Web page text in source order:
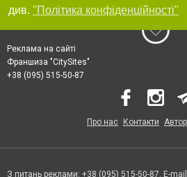
див. "Політика конфіденційності"
Реклама на сайті
Франшиза "CitySites"
+38 (095) 515-50-87
Про нас Контакти
З питань реклами: +38 (095) 515-50-87. E-